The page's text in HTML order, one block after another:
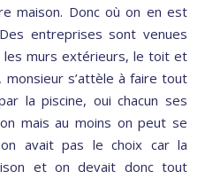
maison. Donc où on en est
entreprises sont venues
les murs extérieurs, le toit et
monsieur s’attèle à faire tout
la piscine, oui chacun ses
mais au moins on peut se
on avait pas le choix car la
et on devait donc tout